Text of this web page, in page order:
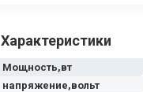
Характеристики
Мощность,вт
напряжение,вольт